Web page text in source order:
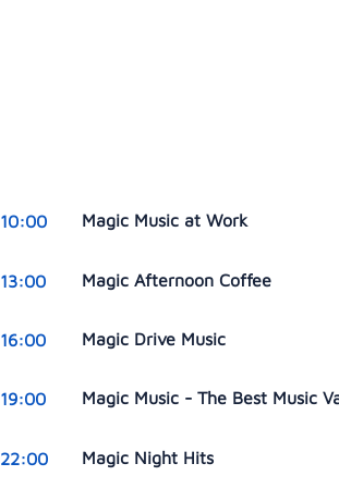
10:00 Magic Music at Work
13:00 Magic Afternoon Coffee
16:00 Magic Drive Music
19:00 Magic Music - The Best Music
22:00 Magic Night Hits